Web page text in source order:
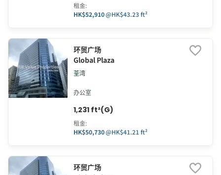
租金:
HK$52,910@HK$43.23 ft²
环贸广场
Global Plaza
荃湾
办公室
1,231 ft²(G)
租金:
HK$50,730@HK$41.21 ft²
环贸广场